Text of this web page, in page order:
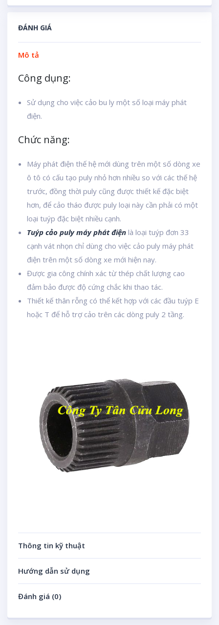
ĐÁNH GIÁ
Mô tả
Công dụng:
Sử dụng cho việc cảo bu ly một số loại máy phát
điện.
Chức năng:
Máy phát điện thế hệ mới dùng trên một số dòng xe
ô tô có cấu tạo puly nhỏ hơn nhiều so với các thế hệ
trước, đồng thời puly cũng được thiết kế đặc biệt
hơn, để cảo tháo được puly loại này cần phải có một
loại tuýp đặc biệt nhiều cạnh.
Tuýp cảo puly máy phát điện là loại tuýp đơn 33
cạnh vát nhọn chỉ dùng cho việc cảo puly máy phát
điện trên một số dòng xe mới hiện nay.
Được gia công chính xác từ thép chất lượng cao
đảm bảo được độ cứng chắc khi thao tác.
Thiết kế thân rỗng có thể kết hợp với các đầu tuýp E
hoặc T để hỗ trợ cảo trên các dòng puly 2 tầng.
Thông tin kỹ thuật
Hướng dẫn sử dụng
Đánh giá (0)